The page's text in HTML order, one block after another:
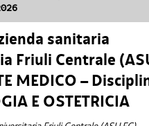
sanitaria
Friuli Centrale
MEDICO –
E OSTETRICIA